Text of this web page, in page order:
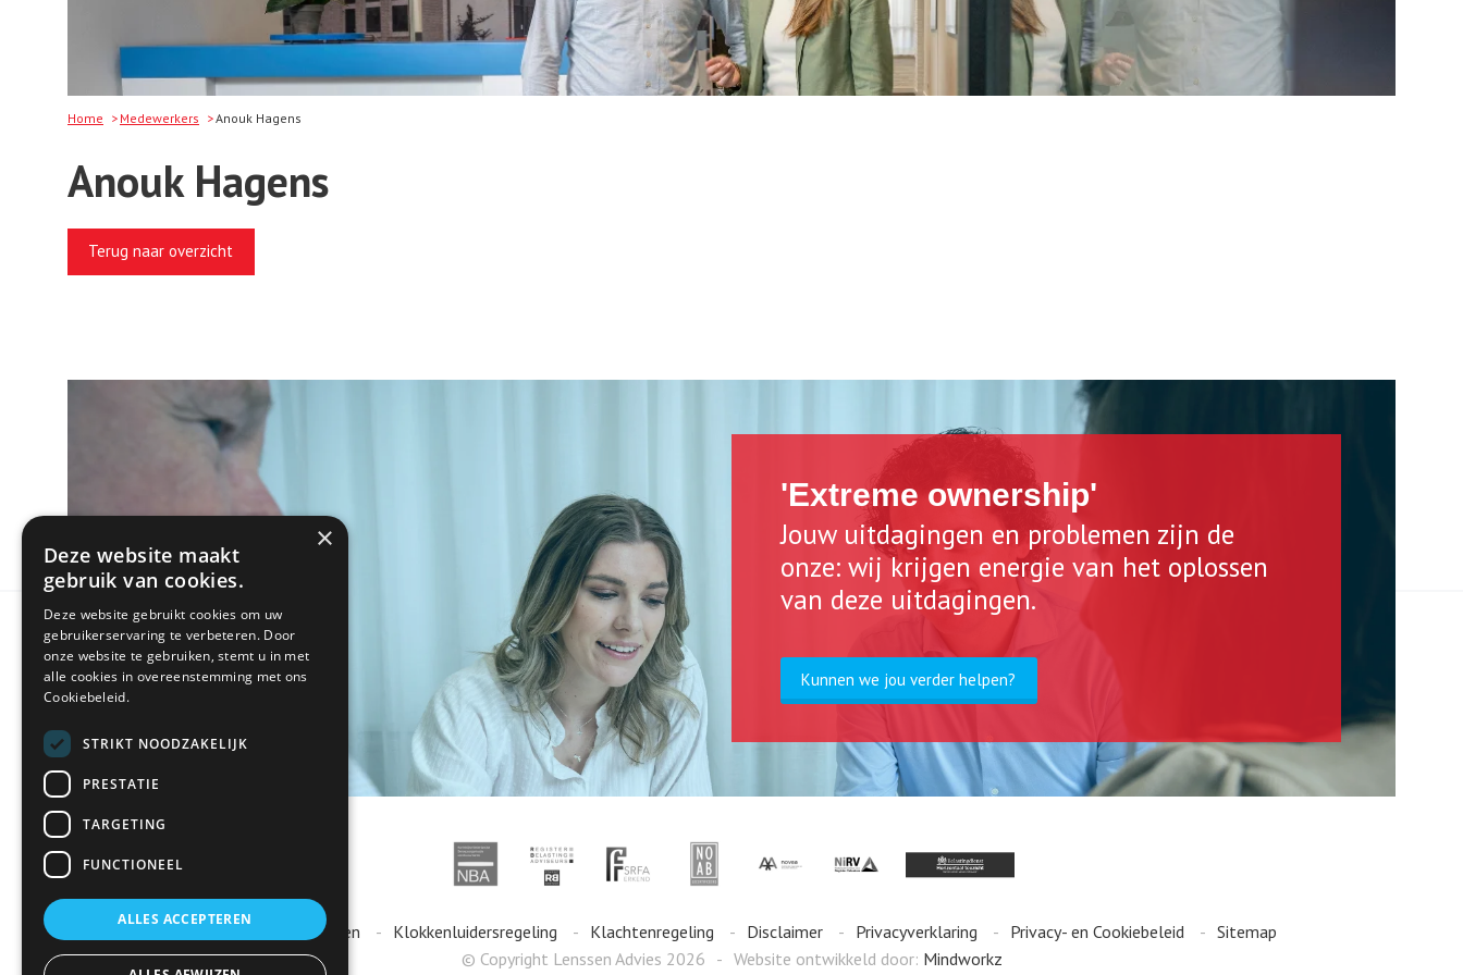
Home Medewerkers Anouk Hagens
Anouk Hagens
Terug naar overzicht
'Extreme ownership'
Jouw uitdagingen en problemen zijn de
onze: wij krijgen energie van het oplossen
van deze uitdagingen.
Kunnen we jou verder helpen?
Algemene voorwaarden Klokkenluidersregeling Klachtenregeling Disclaimer Privacyverklaring Privacy- en Cookiebeleid
Sitemap
© Copyright Lenssen Advies 2026
Website ontwikkeld door: Mindworkz
×
Deze website maakt
gebruik van cookies.
Deze website gebruikt cookies om uw
gebruikerservaring te verbeteren. Door
onze website te gebruiken, stemt u in met
alle cookies in overeenstemming met ons
Cookiebeleid.
STRIKT NOODZAKELIJK
PRESTATIE
TARGETING
FUNCTIONEEL
ALLES ACCEPTEREN